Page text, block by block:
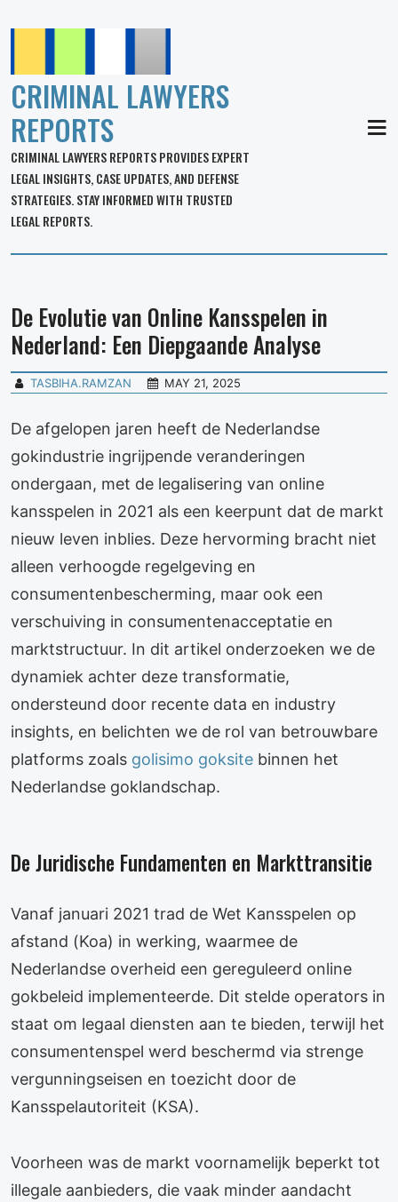
CRIMINAL LAWYERS
REPORTS
CRIMINAL LAWYERS REPORTS PROVIDES EXPERT
LEGAL INSIGHTS, CASE UPDATES, AND DEFENSE
STRATEGIES. STAY INFORMED WITH TRUSTED
LEGAL REPORTS.
De Evolutie van Online Kansspelen in
Nederland: Een Diepgaande Analyse
TASBIHA.RAMZAN MAY 21, 2025
De afgelopen jaren heeft de Nederlandse
gokindustrie ingrijpende veranderingen
ondergaan, met de legalisering van online
kansspelen in 2021 als een keerpunt dat de markt
nieuw leven inblies. Deze hervorming bracht niet
alleen verhoogde regelgeving en
consumentenbescherming, maar ook een
verschuiving in consumentenacceptatie en
marktstructuur. In dit artikel onderzoeken we de
dynamiek achter deze transformatie,
ondersteund door recente data en industry
insights, en belichten we de rol van betrouwbare
platforms zoals golisimo goksite binnen het
Nederlandse goklandschap.
De Juridische Fundamenten en Markttransitie
Vanaf januari 2021 trad de Wet Kansspelen op
afstand (Koa) in werking, waarmee de
Nederlandse overheid een gereguleerd online
gokbeleid implementeerde. Dit stelde operators in
staat om legaal diensten aan te bieden, terwijl het
consumentenspel werd beschermd via strenge
vergunningseisen en toezicht door de
Kansspelautoriteit (KSA).
Voorheen was de markt voornamelijk beperkt tot
illegale aanbieders, die vaak minder aandacht